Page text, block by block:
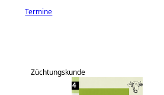
Termine
Züchtungskunde